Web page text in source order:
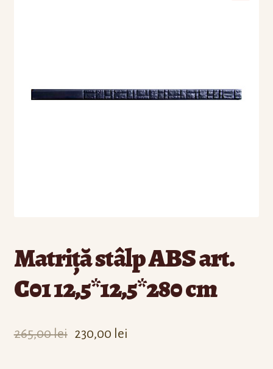
Matriță stâlp ABS art.
C01 12,5*12,5*280 cm
265,00lei 230,00 lei